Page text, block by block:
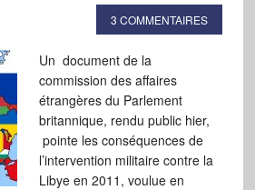
3 COMMENTAIRES
Un document de la
commission des affaires
étrangères du Parlement
britannique, rendu public hier,
pointe les conséquences de
l’intervention militaire contre la
Libye en 2011, voulue en